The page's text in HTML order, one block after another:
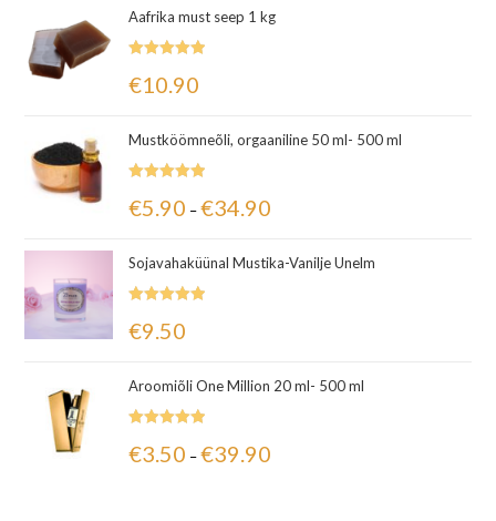
Aafrika must seep 1 kg
5.00/ 5
€10.90
Mustköömneõli, orgaaniline 50 ml- 500 ml
5.00 / 5
€5.90 – €34.90
Sojavahaküünal Mustika-Vanilje Unelm
5.00 / 5
€9.50
Aroomiõli One Million 20 ml- 500 ml
5.00/ 5
€3.50 – €39.90